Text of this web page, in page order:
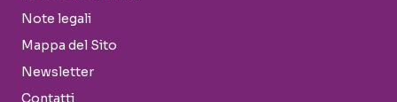
Note legali
Mappa del Sito
Newsletter
Contatti